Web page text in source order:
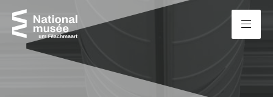
Passer directement au contenu
Panneau de gestion des cookies